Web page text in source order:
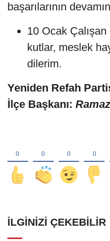
başarılarının
10 Ocak
kutlar, meslek
dilerim.
Yeniden Refah
İlçe Başkanı:
İLGINIZI ÇEKEBILIR